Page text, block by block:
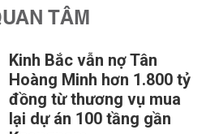
TÂM
Kinh Bắc vẫn nợ Tân
Hoàng Minh hơn 1.800 tỷ
đồng từ thương vụ mua
lại dự án 100 tầng gần